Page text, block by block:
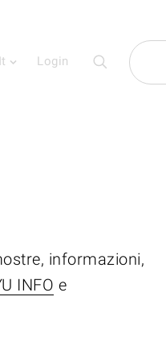
Login
It
informazioni,
INFO e